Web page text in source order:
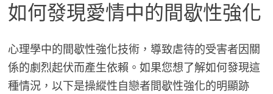
如何發現愛情中的間歇性強化
心理學中的間歇性強化技術，導致虐待的受害者因關
係的劇烈起伏而產生依賴。如果您想了解如何發現這
種情況，以下是操縱性自戀者間歇性強化的明顯跡